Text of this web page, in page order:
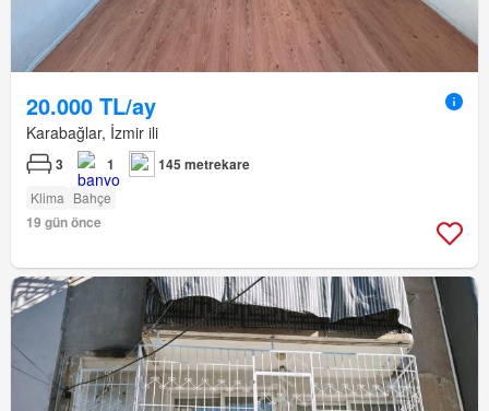
20.000 TL/ay
Karabağlar, İzmir ili
3 1 145 metrekare
Klima Bahçe
19 gün önce